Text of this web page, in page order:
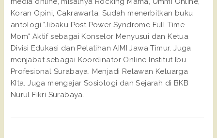
Koran Opini, Cakrawarta. Sudah menerbitkan buku
antologi "Jibaku Post Power Syndrome Full Time
Mom" Aktif sebagai Konselor Menyusui dan Ketua
Divisi Edukasi dan Pelatihan AIMI Jawa Timur. Juga
menjabat sebagai Koordinator Online Institut Ibu
Profesional Surabaya. Menjadi Relawan Keluarga
KIta. Juga mengajar Sosiologi dan Sejarah di BKB
Nurul Fikri Surabaya.